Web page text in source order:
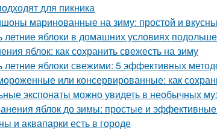
для пикника
маринованные на зиму: простой и
летние яблоки в домашних условиях подольше
яблок: как сохранить свежесть на зиму
летние яблоки свежими: 5 эффективных
или консервированные: как
экспонаты можно увидеть в необычных
яблок до зимы: простые и
и аквапарки есть в городе